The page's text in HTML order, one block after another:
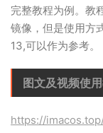
完整教程为例。教
镜像，但是使用方
13,可以作为参考。
图文及视频使用
https://